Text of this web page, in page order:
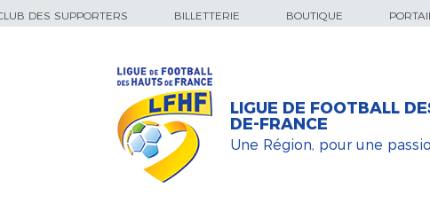
DES SUPPORTERS BILLETTERIE BOUTIQUE
LIGUE DE FOOTBALL
DE-FRANCE
Une Région, pour une